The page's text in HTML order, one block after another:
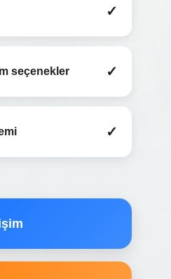
✓
seçenekler ✓
✓